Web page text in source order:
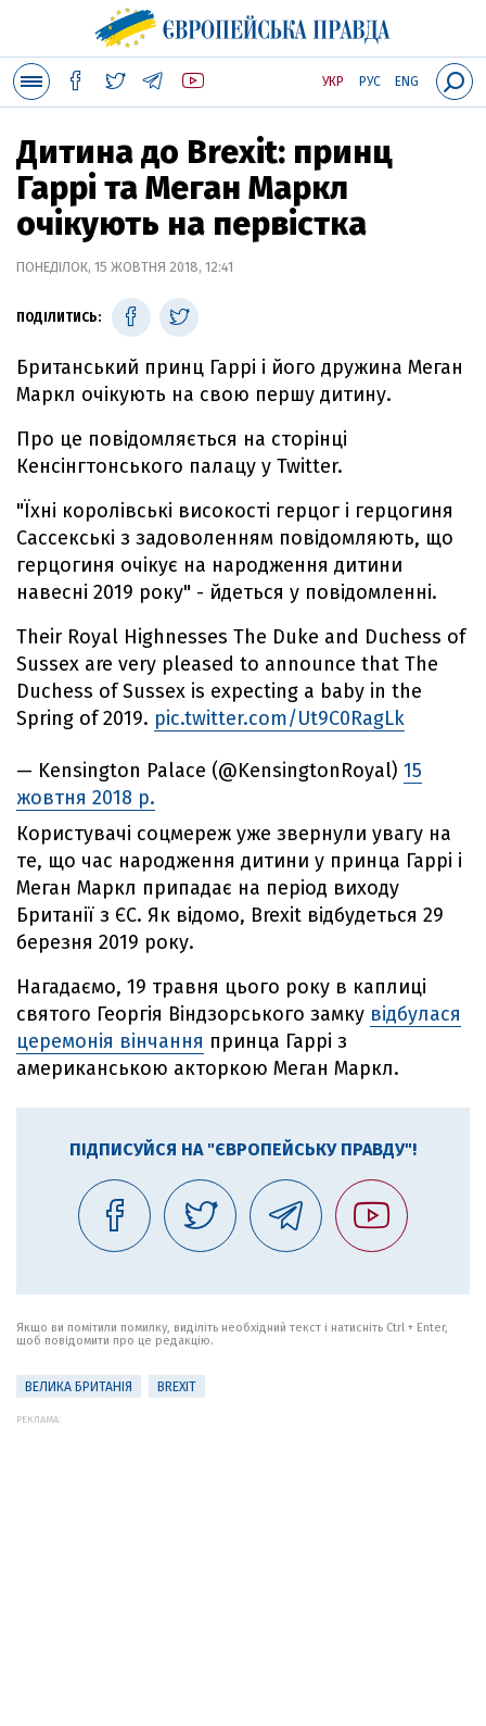
УКР РУС ENG
Дитина до Brexit: принц
Гаррі та Меган Маркл
очікують на первістка
ПОНЕДІЛОК, 15 ЖОВТНЯ 2018, 12:41
ПОДІЛИТИСЬ:
Британський принц Гаррі і його дружина Меган
Маркл очікують на свою першу дитину.
Про це повідомляється на сторінці
Кенсінгтонського палацу у Twitter.
"Їхні королівські високості герцог і герцогиня
Сассекські з задоволенням повідомляють, що
герцогиня очікує на народження дитини
навесні 2019 року" - йдеться у повідомленні.
Their Royal Highnesses The Duke and Duchess of
Sussex are very pleased to announce that The
Duchess of Sussex is expecting a baby in the
Spring of 2019. pic.twitter.com/Ut9C0RagLk
— Kensington Palace (@KensingtonRoyal) 15
жовтня 2018 р.
Користувачі соцмереж уже звернули увагу на
те, що час народження дитини у принца Гаррі і
Меган Маркл припадає на період виходу
Британії з ЄС. Як відомо, Brexit відбудеться 29
березня 2019 року.
Нагадаємо, 19 травня цього року в каплиці
святого Георгія Віндзорського замку відбулася
церемонія вінчання принца Гаррі з
американською акторкою Меган Маркл.
ПІДПИСУЙСЯ НА "ЄВРОПЕЙСЬКУ ПРАВДУ"!
Якщо ви помітили помилку, виділіть необхідний текст і натисніть Ctrl + Enter,
щоб повідомити про це редакцію.
ВЕЛИКА БРИТАНІЯ BREXIT
РЕКЛАМА: